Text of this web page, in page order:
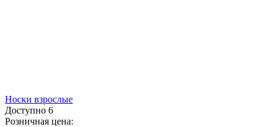
Носки взрослые
Доступно 6
Розничная цена: